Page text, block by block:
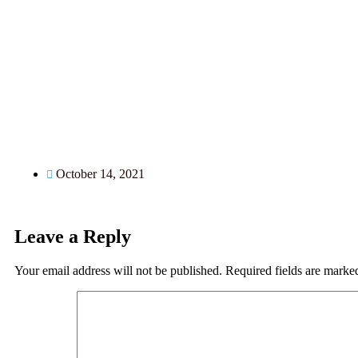
October 14, 2021
Leave a Reply
Your email address will not be published. Required fields are